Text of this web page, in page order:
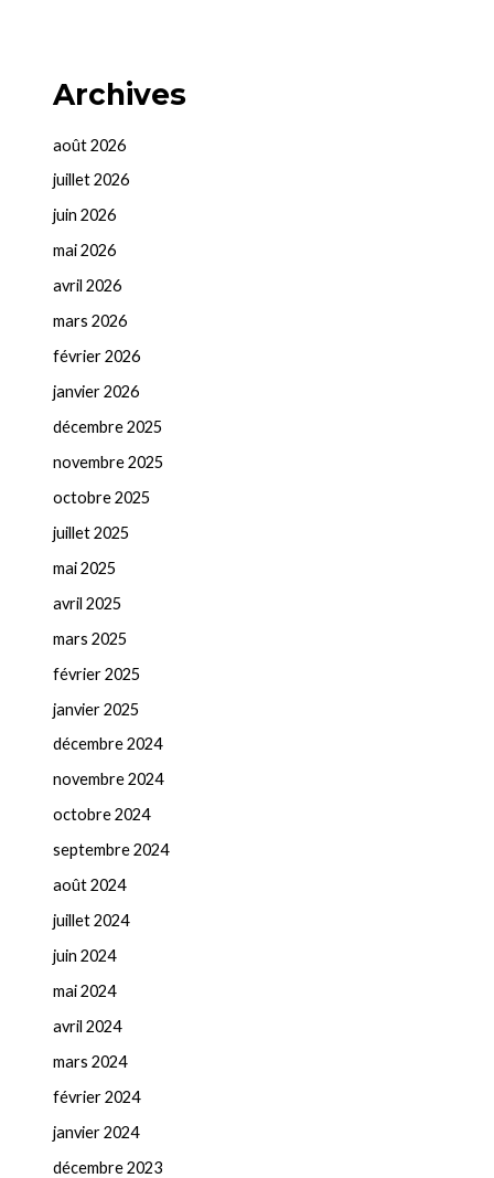
Archives
août 2026
juillet 2026
juin 2026
mai 2026
avril 2026
mars 2026
février 2026
janvier 2026
décembre 2025
novembre 2025
octobre 2025
juillet 2025
mai 2025
avril 2025
mars 2025
février 2025
janvier 2025
décembre 2024
novembre 2024
octobre 2024
septembre 2024
août 2024
juillet 2024
juin 2024
mai 2024
avril 2024
mars 2024
février 2024
janvier 2024
décembre 2023